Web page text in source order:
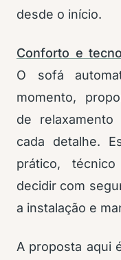
desde o início.
Conforto e
O sofá
momento,
de
cada detalhe.
prático,
decidir com
a instalação e
A proposta aqui